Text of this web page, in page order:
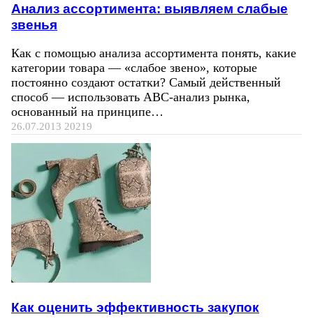
Анализ ассортимента: выявляем слабые
звенья
Как с помощью анализа ассортимента понять, какие
категории товара — «слабое звено», которые
постоянно создают остатки? Самый действенный
способ — использовать ABC-анализ рынка,
основанный на принципе…
26.07.2013 20219
Как оценить эффективность закупок